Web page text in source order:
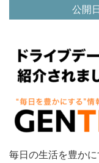
公開
毎日の生活を豊か